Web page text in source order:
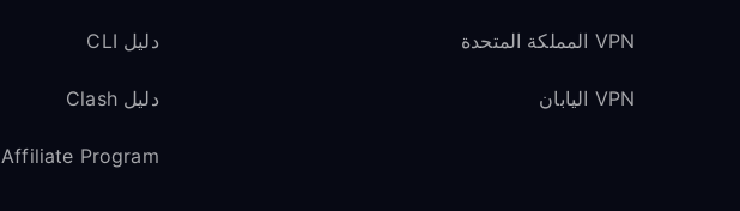
VPN المملكة المتحدة
VPN اليابان
دليل CLI
دليل Clash
Affiliate Program